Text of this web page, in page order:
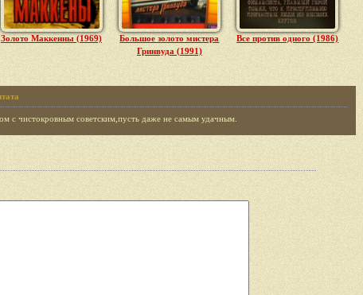
Золото Маккенны (1969)
Большое золото мистера
Гринвуда (1991)
Все против одного (1986)
с чистокровным советским,пусть даже не самым удачным.